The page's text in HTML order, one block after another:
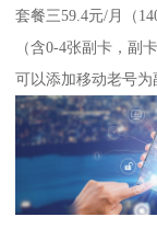
套餐三59.4元/月（
（含0-4张副卡，副
可以添加移动老号